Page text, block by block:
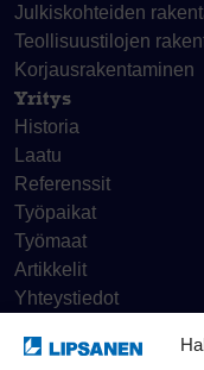
Julkiskohteiden
Teollisuustilojen
Korjaus­rakentaminen
Yritys
Historia
Laatu
Referenssit
Työpaikat
Työmaat
Artikkelit
Yhteystiedot